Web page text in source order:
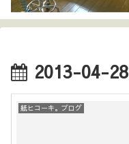
2013-04-28
紙ヒコーキ。ブログ